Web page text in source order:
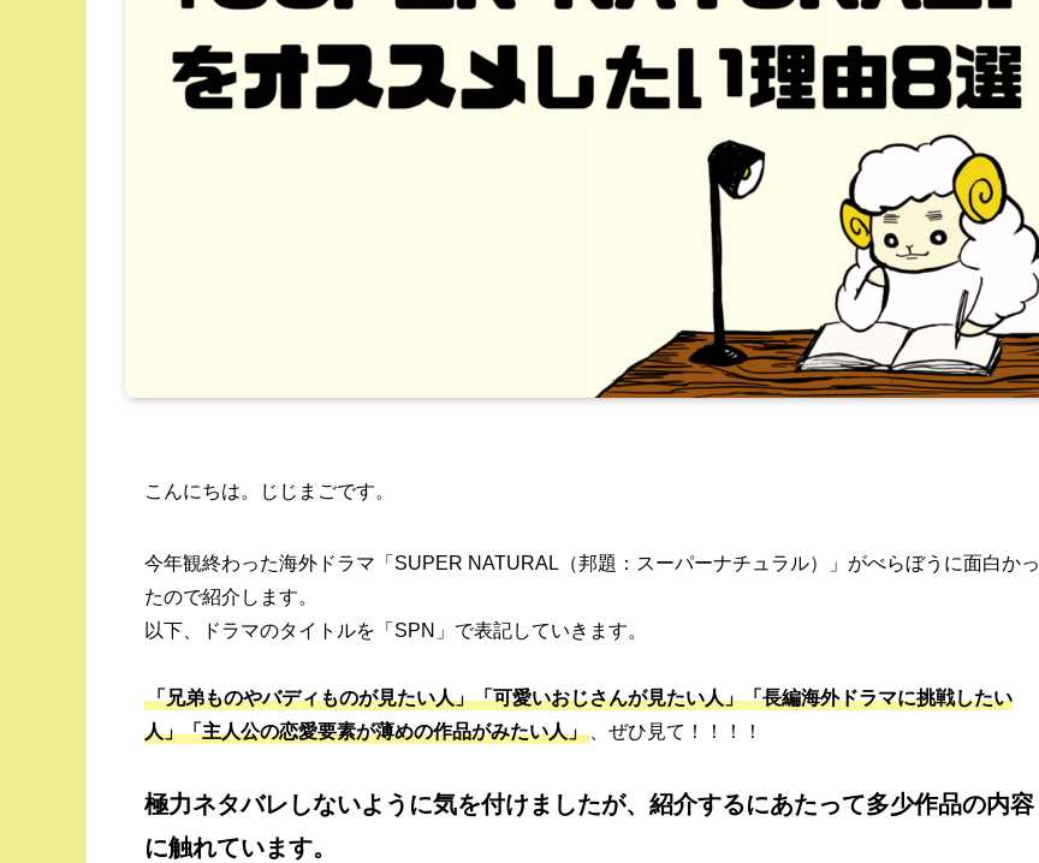
こんにちは。じじまごです。
今年観終わった海外ドラマ「SUPER NATURAL（邦題：スーパーナチュラル）」がべらぼうに面白かっ
たので紹介します。
以下、ドラマのタイトルを「SPN」で表記していきます。
「兄弟ものやバディものが見たい人」「可愛いおじさんが見たい人」「長編海外ドラマに挑戦したい
人」「主人公の恋愛要素が薄めの作品がみたい人」
、ぜひ見て！！！！
極力ネタバレしないように気を付けましたが、紹介するにあたって多少作品の内容
に触れています。